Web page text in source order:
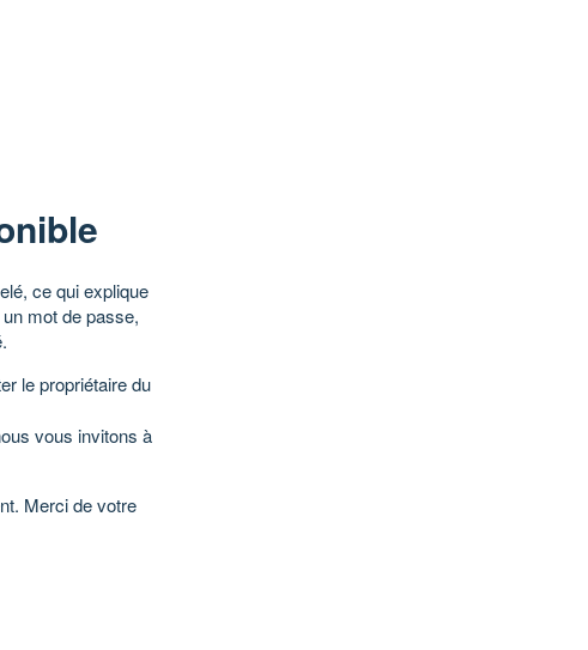
ce qui explique
mot de passe,
le propriétaire du
vous invitons à
Merci de votre